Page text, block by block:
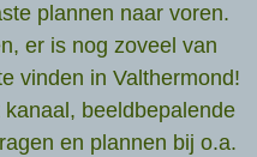
plannen naar voren.
er is nog zoveel van
vinden in Valthermond!
beeldbepalende
en plannen bij o.a.